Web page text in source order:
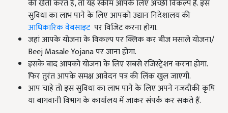
की खेती करते हैं, तो यह स्कीम आपके लिए अच्छी विकल्प है. इस
सुविधा का लाभ पाने के लिए आपको उद्यान निदेशालय की
आधिकारिक वेबसाइट पर विजिट करना होगा.
जहां आपके योजना के विकल्प पर क्लिक कर बीज मसाले योजना/
Beej Masale Yojana पर जाना होगा.
इसके बाद आपको योजना के लिए सबसे रजिस्ट्रेशन करना होगा.
फिर तुरंत आपके समक्ष आवेदन पत्र की लिंक खुल जाएगी.
आप चाहे तो इस सुविधा का लाभ पाने के लिए अपने नजदीकी कृषि
या बागवानी विभाग के कार्यालय में जाकर संपर्क कर सकते हैं.